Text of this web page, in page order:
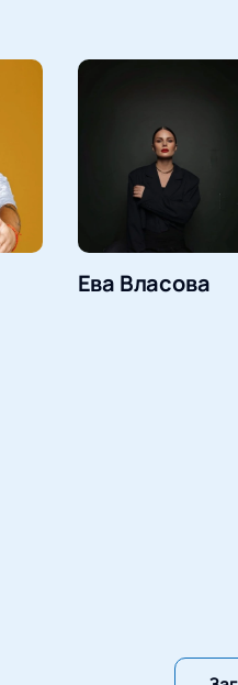
Ева Власова